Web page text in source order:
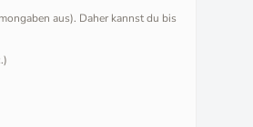
aus). Daher kannst du bis